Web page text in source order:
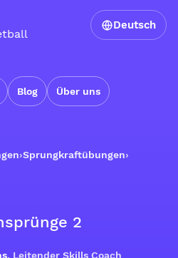
Blog Über uns
Deutsch
›Sprungkraftübungen›
2
, Leitender Skills Coach